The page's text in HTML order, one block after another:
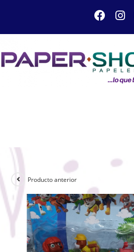
Producto anterior